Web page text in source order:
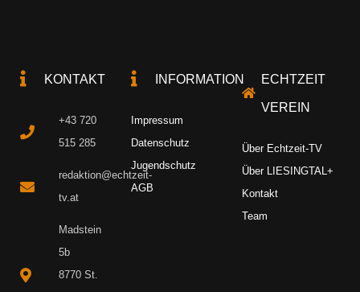
KONTAKT
+43 720
515 285
redaktion@echtzeit-
tv.at
Madstein
5b
8770 St.
INFORMATION
Impressum
Datenschutz
Jugendschutz
AGB
ECHTZEIT
VEREIN
Über Echtzeit-TV
Über LIESINGTAL+
Kontakt
Team